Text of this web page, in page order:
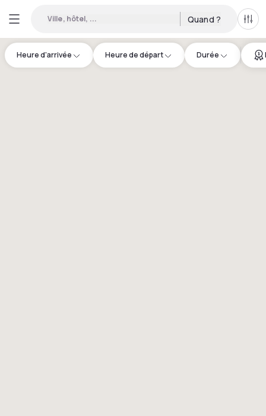
Ville, hôtel, ... Quand ?
Heure d'arrivée Heure de départ Durée